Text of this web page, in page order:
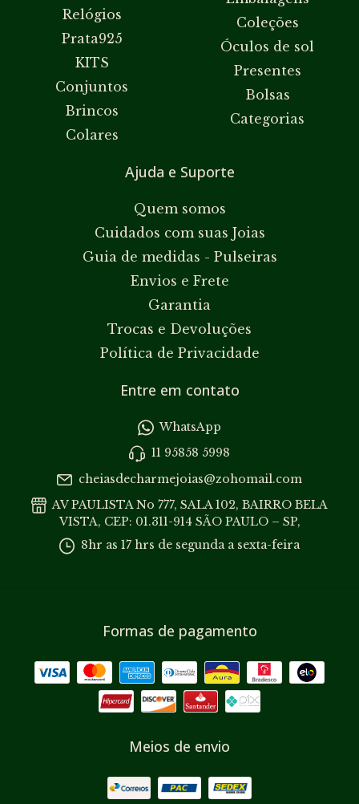
Relógios
Prata925
KITS
Conjuntos
Brincos
Colares
Coleções
Óculos de sol
Presentes
Bolsas
Categorias
Ajuda e Suporte
Quem somos
Cuidados com suas Joias
Guia de medidas - Pulseiras
Envios e Frete
Garantia
Trocas e Devoluções
Política de Privacidade
Entre em contato
WhatsApp
11 95858 5998
cheiasdecharmejoias@zohomail.com
AV PAULISTA No 777, SALA 102, BAIRRO BELA
VISTA, CEP: 01.311-914 SÃO PAULO – SP,
8hr as 17 hrs de segunda a sexta-feira
Formas de pagamento
Meios de envio